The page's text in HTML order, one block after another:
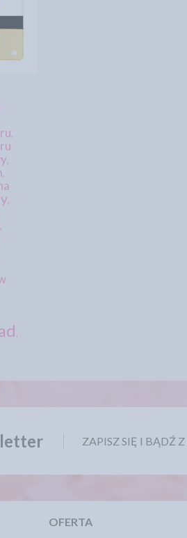
,
,
,
,
,
,
ZAPISZ SIĘ I BĄDŹ
OFERTA